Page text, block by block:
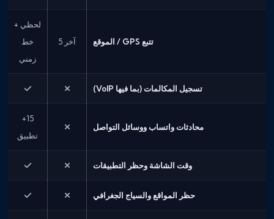
تتبع GPS / الموقع آخر 5
لحظي +
خط
زمني
تسجيل المكالمات (بما فيها VoIP)
محادثات واتساب ووسائل التواصل
15+
تطبيق
وقت الشاشة وحظر التطبيقات
حظر المواقع والسياج الجغرافي